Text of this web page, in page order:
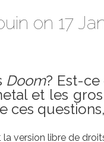
on 17
Doom? Est-
et les
ces
la version libre de